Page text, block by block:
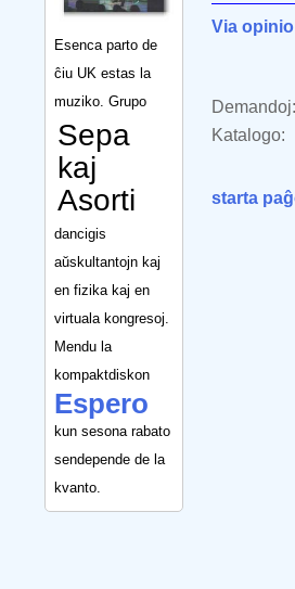
Esenca parto de
ĉiu UK estas la
muziko. Grupo
Sepa
kaj
Asorti
dancigis
aŭskultantojn kaj
en fizika kaj en
virtuala kongresoj.
Mendu la
kompaktdiskon
Espero
kun sesona rabato
sendepende de la
kvanto.
Via
Demandoj:
Katalogo:
starta